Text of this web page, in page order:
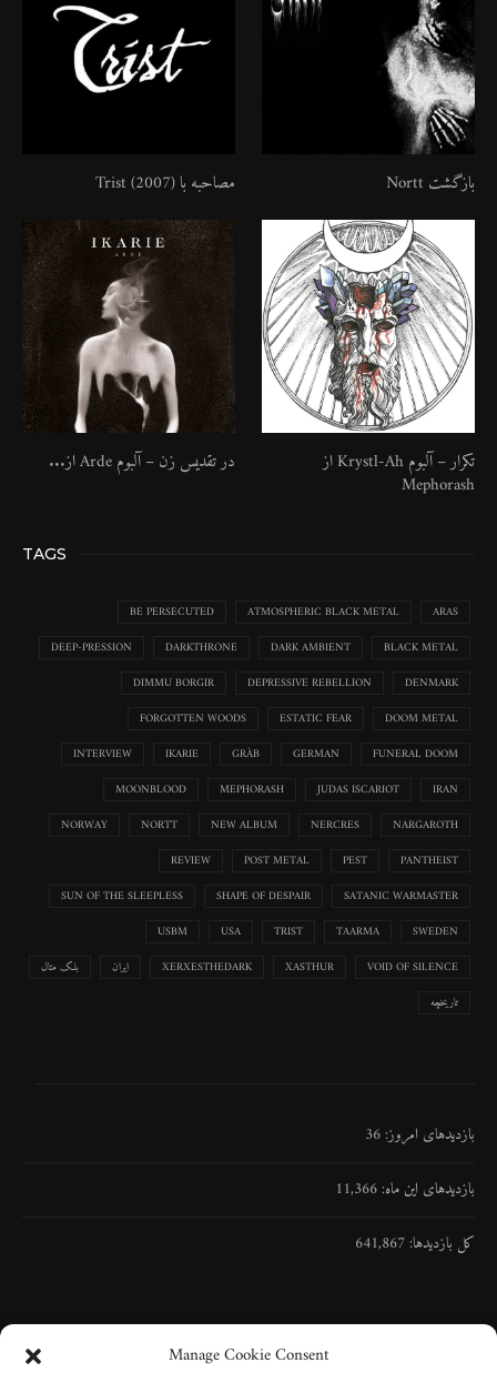
Manage Cookie Consent
بازگشت Nortt مصاحبه با Trist (2007)
تکرار – آلبوم Krystl​-​Ah از
Mephorash
در تقدیس زن – آلبوم Arde از...
TAGS
ARAS
ATMOSPHERIC BLACK METAL
BE PERSECUTED
BLACK METAL
DARK AMBIENT
DARKTHRONE
DEEP-PRESSION
DENMARK
DEPRESSIVE REBELLION
DIMMU BORGIR
DOOM METAL
ESTATIC FEAR
FORGOTTEN WOODS
FUNERAL DOOM
GERMAN
GRÀB
IKARIE
INTERVIEW
IRAN
JUDAS ISCARIOT
MEPHORASH
MOONBLOOD
NARGAROTH
NERCRES
NEW ALBUM
NORTT
NORWAY
PANTHEIST
PEST
POST METAL
REVIEW
SATANIC WARMASTER
SHAPE OF DESPAIR
SUN OF THE SLEEPLESS
SWEDEN
TAARMA
TRIST
USA
USBM
VOID OF SILENCE
XASTHUR
XERXESTHEDARK ایران
بلک متال
تاریخچه
بازدیدهای امروز: 36
بازدیدهای این ماه: 11,366
کل بازدیدها: 641,867